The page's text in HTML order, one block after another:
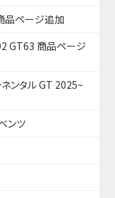
品ページ追加
GT63 商品ページ
ンタル GT 2025~
ンツ